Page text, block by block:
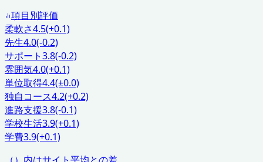
項目別評価
柔軟さ4.5(+0.1)
先生4.0(-0.2)
サポート3.8(-0.2)
雰囲気4.0(+0.1)
単位取得4.4(±0.0)
独自コース4.2(+0.2)
進路支援3.8(-0.1)
学校生活3.9(+0.1)
学費3.9(+0.1)